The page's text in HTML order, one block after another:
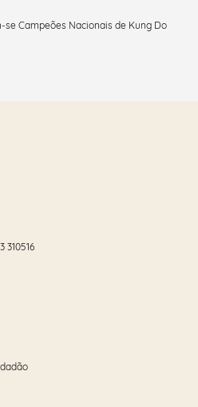
Campeões Nacionais de Kung Do
310516